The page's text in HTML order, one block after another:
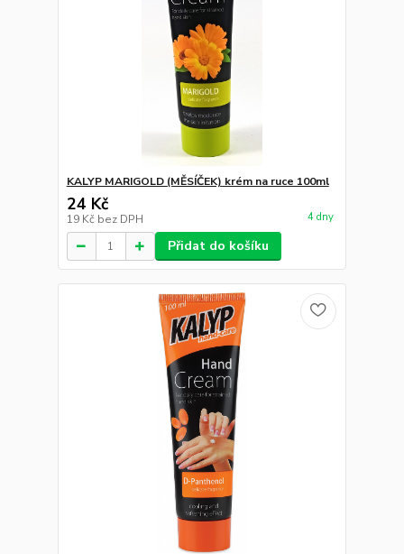
KALYP MARIGOLD (MĚSÍČEK) krém na ruce 100ml
24 Kč
19 Kč bez DPH 4 dny
Přidat do košíku